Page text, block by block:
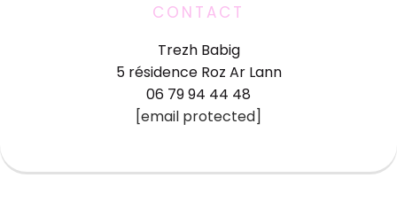
CONTACT
Trezh Babig
5 résidence Roz Ar Lann
06 79 94 44 48
[email protected]